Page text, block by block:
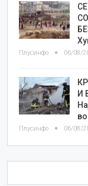
Плусинфо 06/08/
И
Плусинфо 06/08/